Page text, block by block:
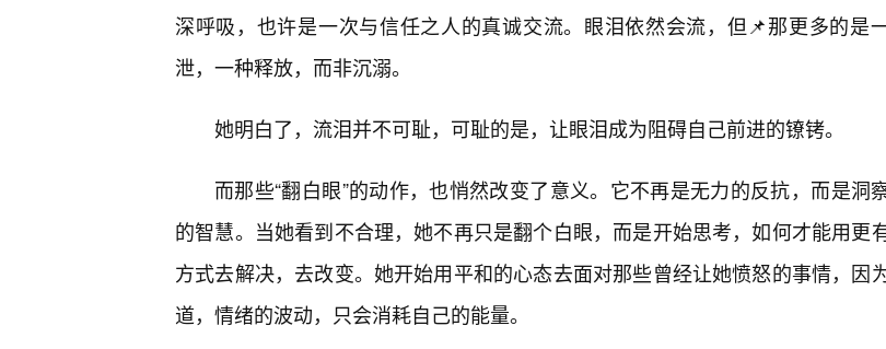
深呼吸，也许是一次与信任之人的真诚交流。眼泪依然会流，但📌那更多的是
泄，一种释放，而非沉溺。
她明白了，流泪并不可耻，可耻的是，让眼泪成为阻碍自己前进的镣铐。
而那些“翻白眼”的动作，也悄然改变了意义。它不再是无力的反抗，而是洞
的智慧。当她看到不合理，她不再只是翻个白眼，而是开始思考，如何才能用更
方式去解决，去改变。她开始用平和的心态去面对那些曾经让她愤怒的事情，因
道，情绪的波动，只会消耗自己的能量。